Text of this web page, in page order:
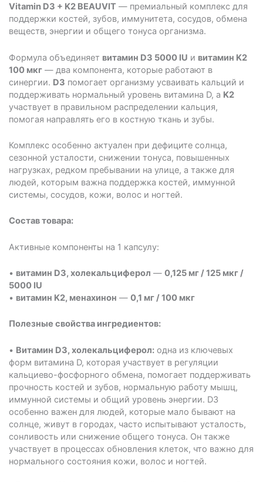
Vitamin D3 + K2 BEAUVIT— премиальный комплекс для
поддержки костей, зубов, иммунитета, сосудов, обмена
веществ, энергии и общего тонуса организма.
Формула объединяет витамин D3 5000 IU и витамин K2
100 мкг— два компонента, которые работают в
синергии. D3 помогает организму усваивать кальций и
поддерживать нормальный уровень витамина D, а K2
участвует в правильном распределении кальция,
помогая направлять его в костную ткань и зубы.
Комплекс особенно актуален при дефиците солнца,
сезонной усталости, снижении тонуса, повышенных
нагрузках, редком пребывании на улице, а также для
людей, которым важна поддержка костей, иммунной
системы, сосудов, кожи, волос и ногтей.
Состав товара:
Активные компоненты на 1 капсулу:
• витамин D3, холекальциферол — 0,125 мг / 125 мкг /
5000 IU
• витамин K2, менахинон — 0,1 мг / 100 мкг
Полезные свойства ингредиентов:
• Витамин D3, холекальциферол:одна из ключевых
форм витамина D, которая участвует в регуляции
кальциево-фосфорного обмена, помогает поддерживать
прочность костей и зубов, нормальную работу мышц,
иммунной системы и общий уровень энергии. D3
особенно важен для людей, которые мало бывают на
солнце, живут в городах, часто испытывают усталость,
сонливость или снижение общего тонуса. Он также
участвует в процессах обновления клеток, что важно для
нормального состояния кожи, волос и ногтей.